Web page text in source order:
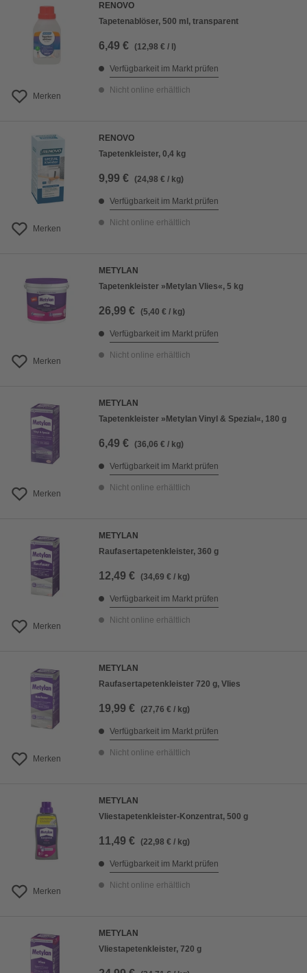
Merken
RENOVO
Tapetenablöser, 500 ml, transparent
6,49 € (12,98 € / l)
Verfügbarkeit im Markt prüfen
Nicht online erhältlich
Merken
RENOVO
Tapetenkleister, 0,4 kg
9,99 € (24,98 € / kg)
Verfügbarkeit im Markt prüfen
Nicht online erhältlich
Merken
METYLAN
Tapetenkleister »Metylan Vlies«, 5 kg
26,99 € (5,40 € / kg)
Verfügbarkeit im Markt prüfen
Nicht online erhältlich
Merken
METYLAN
Tapetenkleister »Metylan Vinyl & Spezial«, 180 g
6,49 € (36,06 € / kg)
Verfügbarkeit im Markt prüfen
Nicht online erhältlich
Merken
METYLAN
Raufasertapetenkleister, 360 g
12,49 € (34,69 € / kg)
Verfügbarkeit im Markt prüfen
Nicht online erhältlich
Merken
METYLAN
Raufasertapetenkleister 720 g, Vlies
19,99 € (27,76 € / kg)
Verfügbarkeit im Markt prüfen
Nicht online erhältlich
Merken
METYLAN
Vliestapetenkleister-Konzentrat, 500 g
11,49 € (22,98 € / kg)
Verfügbarkeit im Markt prüfen
Nicht online erhältlich
METYLAN
Vliestapetenkleister, 720 g